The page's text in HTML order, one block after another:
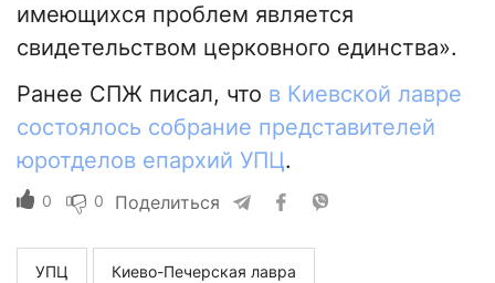
имеющихся проблем является
свидетельством церковного единства».
Ранее СПЖ писал, что в Киевской лавре
состоялось собрание представителей
юротделов епархий УПЦ.
0 0 Поделиться
УПЦ Киево-Печерская лавра